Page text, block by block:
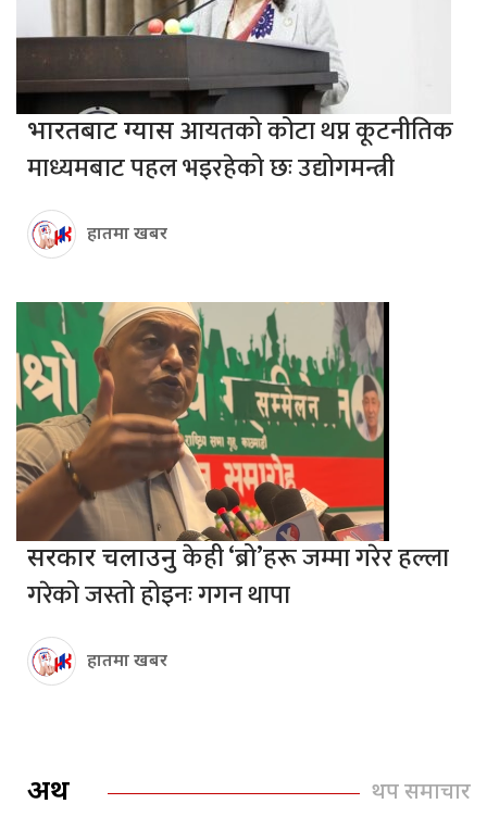
भारतबाट ग्यासआयतको कोटा थप्न कूटनीतिक
माध्यमबाट पहल भइरहेको छः उद्योगमन्त्री
हातमा खबर
सरकार चलाउनुकेही ‘ब्रो’हरू जम्मा गरेर हल्ला
गरेको जस्तो होइनः गगन थापा
हातमा खबर
अर्थ थप समाचार